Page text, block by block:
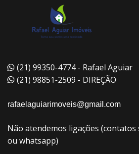
(21) 99350-4774 - Rafael Aguiar
(21) 98851-2509 - DIREÇÃO
rafaelaguiarimoveis@gmail.com
Não atendemos ligações
ou whatsapp)